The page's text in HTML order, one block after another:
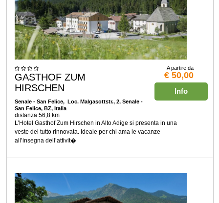
A partire da
€ 50,00
Info
GASTHOF ZUM
HIRSCHEN
Senale - San Felice, Loc. Malgasottstr., 2, Senale -
San Felice, BZ, Italia
distanza 56,8 km
L’Hotel Gasthof Zum Hirschen in Alto Adige si presenta in una
veste del tutto rinnovata. Ideale per chi ama le vacanze
all’insegna dell’attivit�